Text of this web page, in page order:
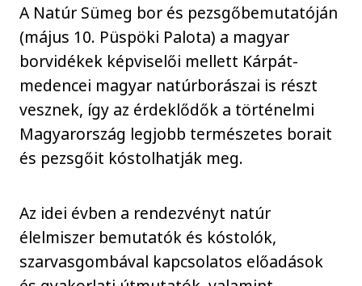
A Natúr Sümeg bor és pezsgőbemutatóján
(május 10. Püspöki Palota) a magyar
borvidékek képviselői mellett Kárpát-
medencei magyar natúrborászai is részt
vesznek, így az érdeklődők a történelmi
Magyarország legjobb természetes borait
és pezsgőit kóstolhatják meg.
Az idei évben a rendezvényt natúr
élelmiszer bemutatók és kóstolók,
szarvasgombával kapcsolatos előadások